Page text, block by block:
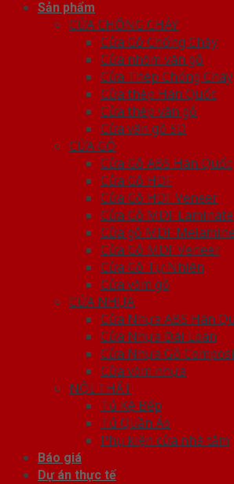
Sản phẩm
CỬA CHỐNG CHÁY
Cửa Gỗ Chống Cháy
Cửa nhôm vân gỗ
Cửa Thép Chống Cháy
Cửa thép Hàn Quốc
Cửa thép vân gỗ
Cửa vân gỗ 5D
CỬA GỖ
Cửa Gỗ ABS Hàn Quốc
Cửa Gỗ HDF
Cửa Gỗ HDF Veneer
Cửa Gỗ MDF Laminate
Cửa gỗ MDF Melamine
Cửa Gỗ MDF Veneer
Cửa Gỗ Tự Nhiên
Cửa vòm gỗ
CỬA NHỰA
Cửa Nhựa ABS Hàn
Cửa Nhựa Đài Loan
Cửa Nhựa Gỗ
Cửa vòm nhựa
NỘI THẤT
Tủ Kệ Bếp
Tủ Quần Áo
Phụ kiện cửa nhà tắm
Báo giá
Dự án thực tế